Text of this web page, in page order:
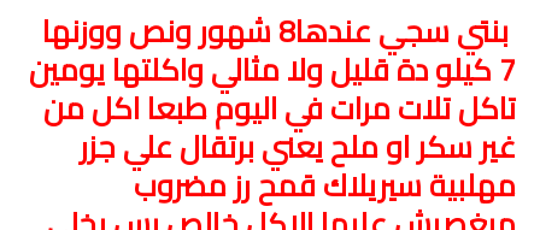
بنتي سجي عندها8 شهور ونص ووزنها
7 كيلو دة قليل ولا مثالي واكلتها يومين
تاكل تلات مرات في اليوم طبعا اكل من
غير سكر او ملح يعني برتقال علي جزر
مهلبية سيريلاك قمح رز مضروب